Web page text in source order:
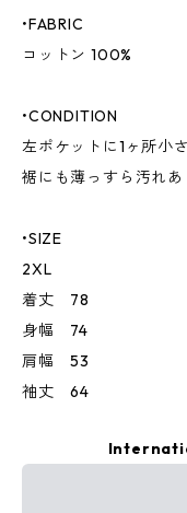
•FABRIC
コットン 100%
•CONDITION
左ポケットに1ヶ所小
裾にも薄っすら汚れあ
•SIZE
2XL
着丈 78
身幅 74
肩幅 53
袖丈 64